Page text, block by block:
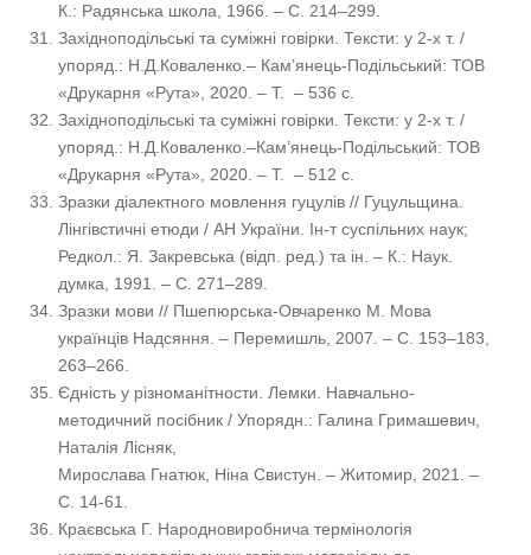
К.: Радянська школа, 1966. – С. 214–299.
Західноподільські та суміжні говірки. Тексти: у 2-х т. /
упоряд.: Н.Д.Коваленко.– Кам’янець-Подільський: ТОВ
«Друкарня «Рута», 2020. – Т. – 536 с.
Західноподільські та суміжні говірки. Тексти: у 2-х т. /
упоряд.: Н.Д.Коваленко.–Кам’янець-Подільський: ТОВ
«Друкарня «Рута», 2020. – Т. – 512 с.
Зразки діалектного мовлення гуцулів // Гуцульщина.
Лінгівстичні етюди / АН України. Ін-т суспільних наук;
Редкол.: Я. Закревська (відп. ред.) та ін. – К.: Наук.
думка, 1991. – С. 271–289.
Зразки мови // Пшепюрська-Овчаренко М. Мова
українців Надсяння. – Перемишль, 2007. – С. 153–183,
263–266.
Єдність у різноманітности. Лемки. Навчально-
методичний посібник / Упорядн.: Галина Гримашевич,
Наталія Лісняк,
Мирослава Гнатюк, Ніна Свистун. – Житомир, 2021. –
C. 14-61.
Краєвська Г. Народновиробнича термінологія